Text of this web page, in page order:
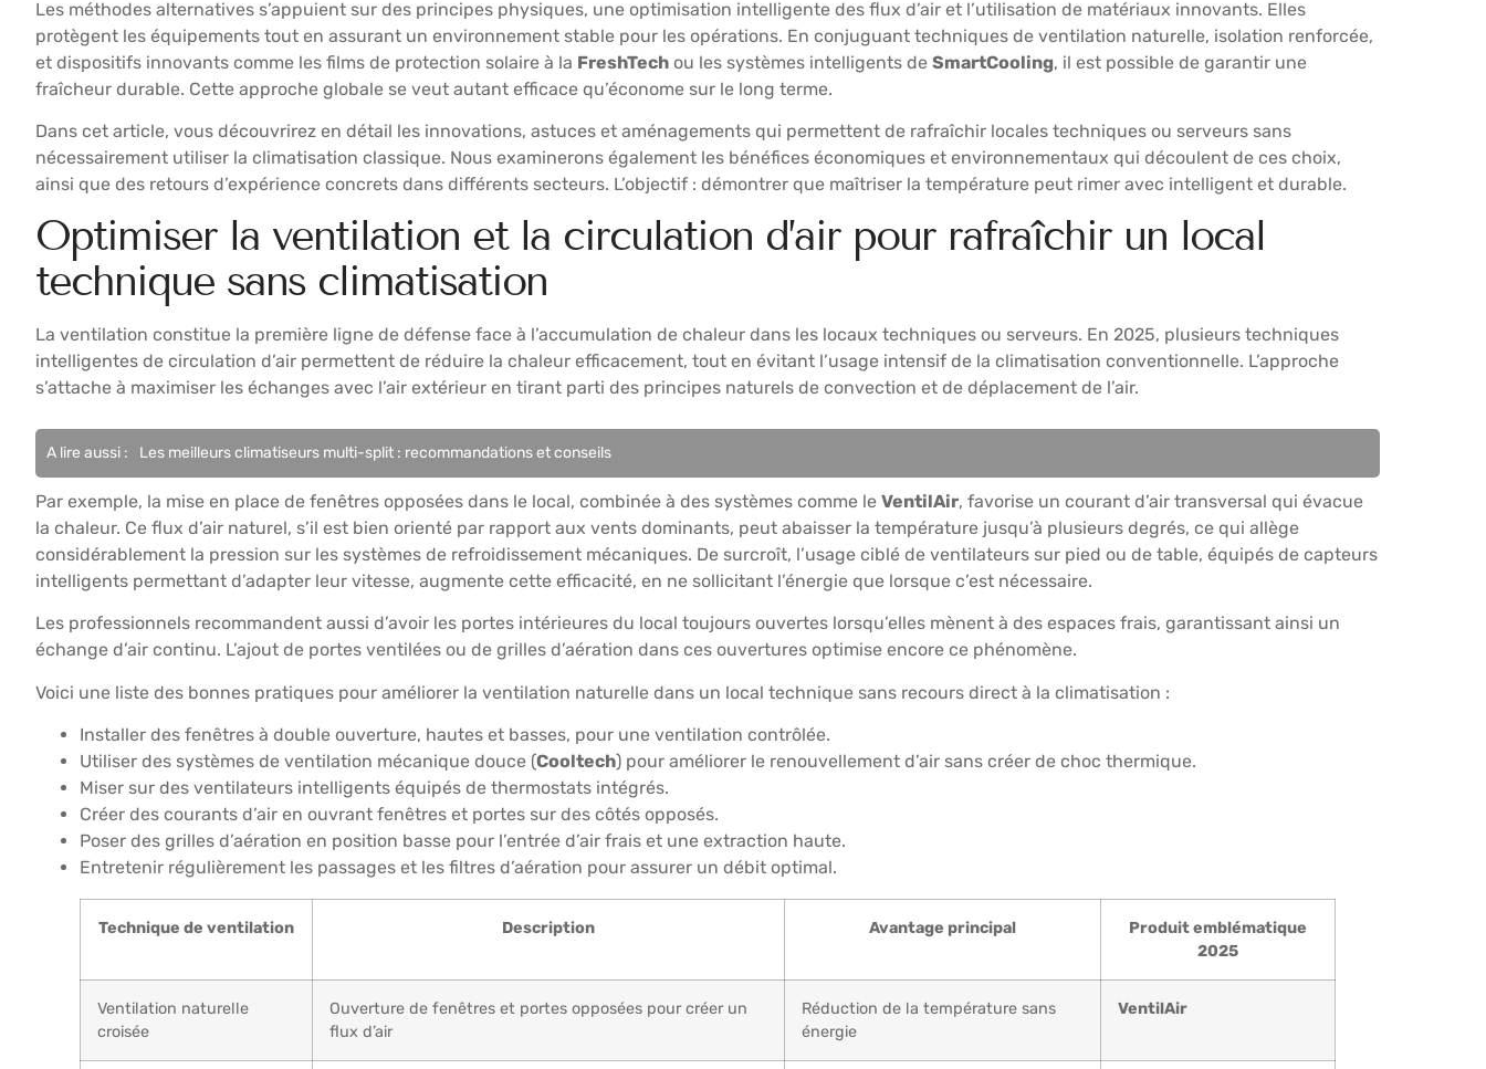
Les méthodes alternatives s’appuient sur des principes physiques, une optimisation intelligente des flux d’air et l’utilisation de matériaux innovants. Elles
protègent les équipements tout en assurant un environnement stable pour les opérations. En conjuguant techniques de ventilation naturelle, isolation renforcée,
et dispositifs innovants comme les films de protection solaire à la FreshTech ou les systèmes intelligents de SmartCooling, il est possible de garantir une
fraîcheur durable. Cette approche globale se veut autant efficace qu’économe sur le long terme.
Dans cet article, vous découvrirez en détail les innovations, astuces et aménagements qui permettent de rafraîchir locales techniques ou serveurs sans
nécessairement utiliser la climatisation classique. Nous examinerons également les bénéfices économiques et environnementaux qui découlent de ces choix,
ainsi que des retours d’expérience concrets dans différents secteurs. L’objectif : démontrer que maîtriser la température peut rimer avec intelligent et durable.
Optimiser la ventilation et la circulation d’air pour rafraîchir un local
technique sans climatisation
La ventilation constitue la première ligne de défense face à l’accumulation de chaleur dans les locaux techniques ou serveurs. En 2025, plusieurs techniques
intelligentes de circulation d’air permettent de réduire la chaleur efficacement, tout en évitant l’usage intensif de la climatisation conventionnelle. L’approche
s’attache à maximiser les échanges avec l’air extérieur en tirant parti des principes naturels de convection et de déplacement de l’air.
A lire aussi : Les meilleurs climatiseurs multi-split : recommandations et conseils
Par exemple, la mise en place de fenêtres opposées dans le local, combinée à des systèmes comme le VentilAir, favorise un courant d’air transversal qui évacue
la chaleur. Ce flux d’air naturel, s’il est bien orienté par rapport aux vents dominants, peut abaisser la température jusqu’à plusieurs degrés, ce qui allège
considérablement la pression sur les systèmes de refroidissement mécaniques. De surcroît, l’usage ciblé de ventilateurs sur pied ou de table, équipés de capteurs
intelligents permettant d’adapter leur vitesse, augmente cette efficacité, en ne sollicitant l’énergie que lorsque c’est nécessaire.
Les professionnels recommandent aussi d’avoir les portes intérieures du local toujours ouvertes lorsqu’elles mènent à des espaces frais, garantissant ainsi un
échange d’air continu. L’ajout de portes ventilées ou de grilles d’aération dans ces ouvertures optimise encore ce phénomène.
Voici une liste des bonnes pratiques pour améliorer la ventilation naturelle dans un local technique sans recours direct à la climatisation :
Installer des fenêtres à double ouverture, hautes et basses, pour une ventilation contrôlée.
Utiliser des systèmes de ventilation mécanique douce (Cooltech) pour améliorer le renouvellement d’air sans créer de choc thermique.
Miser sur des ventilateurs intelligents équipés de thermostats intégrés.
Créer des courants d’air en ouvrant fenêtres et portes sur des côtés opposés.
Poser des grilles d’aération en position basse pour l’entrée d’air frais et une extraction haute.
Entretenir régulièrement les passages et les filtres d’aération pour assurer un débit optimal.
Technique de ventilation Description Avantage principal
Produit emblématique
2025
Ventilation naturelle
croisée
Ouverture de fenêtres et portes opposées pour créer un
flux d’air
Réduction de la température sans
énergie
VentilAir